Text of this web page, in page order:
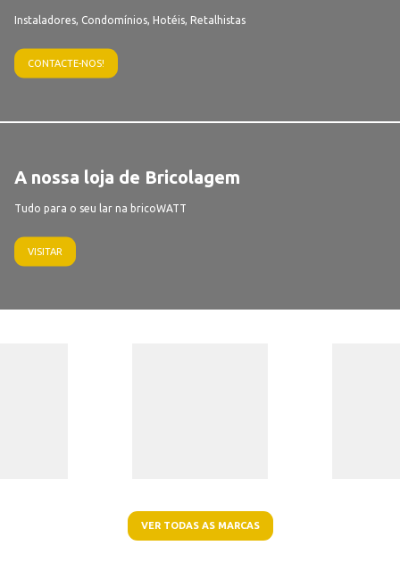
Instaladores, Condomínios, Hotéis, Retalhistas
CONTACTE-NOS!
A nossa loja de Bricolagem
Tudo para o seu lar na bricoWATT
VISITAR
VER TODAS AS MARCAS